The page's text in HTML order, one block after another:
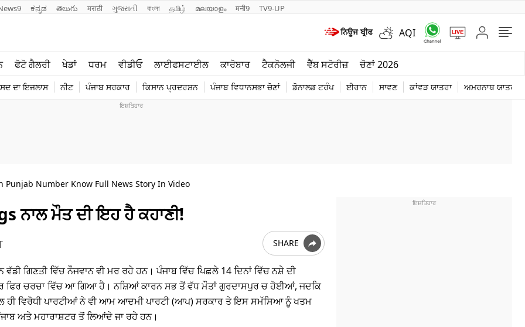
ಕನ್ನಡ తెలుగు मराठी ગુજરાતી বাংলা தமிழ் മലയാളം मनी9 TV9-UP
AQI
ਫੋਟੋ ਗੈਲਰੀ ਖੇਡਾਂ ਧਰਮ ਵੀਡੀਓ ਲਾਈਫਸਟਾਈਲ ਕਾਰੋਬਾਰ ਟੈਕਨੋਲਜੀ ਵੈੱਬ ਸਟੋਰੀਜ਼ ਚੋਣਾਂ 2026
ਦਾ ਇਜਲਾਸ ਨੀਟ ਪੰਜਾਬ ਸਰਕਾਰ ਕਿਸਾਨ ਪ੍ਰਦਰਸ਼ਨ ਪੰਜਾਬ ਵਿਧਾਨਸਭਾ ਚੋਣਾਂ ਡੋਨਾਲਡ ਟਰੰਪ ਈਰਾਨ ਸਾਵਣ ਕਾਂਵੜ ਯਾਤਰਾ ਅਮਰਨਾਥ ਯਾਤਰਾ
ਪੰਜਾਬ
ਟੈਕਨੋਲਜੀ
ਦੁਨੀਆ
Punjab Number Know Full News Story In Video
ਨਾਲ ਮੌਤ ਦੀ ਇਹ ਹੈ ਕਹਾਣੀ!
SHARE
ਗਿਣਤੀ ਵਿੱਚ ਨੌਜਵਾਨ ਵੀ ਮਰ ਰਹੇ ਹਨ। ਪੰਜਾਬ ਵਿੱਚ ਪਿਛਲੇ 14 ਦਿਨਾਂ ਵਿੱਚ ਨਸ਼ੇ ਦੀ
ਫਿਰ ਚਰਚਾ ਵਿੱਚ ਆ ਗਿਆ ਹੈ। ਨਸ਼ਿਆਂ ਕਾਰਨ ਸਭ ਤੋਂ ਵੱਧ ਮੌਤਾਂ ਗੁਰਦਾਸਪੁਰ ਚ ਹੋਈਆਂ, ਜਦਕਿ
ਹੀ ਵਿਰੋਧੀ ਪਾਰਟੀਆਂ ਨੇ ਵੀ ਆਮ ਆਦਮੀ ਪਾਰਟੀ (ਆਪ) ਸਰਕਾਰ ਤੇ ਇਸ ਸਮੱਸਿਆ ਨੂੰ ਖਤਮ
ਅਤੇ ਮਹਾਰਾਸ਼ਟਰ ਤੋਂ ਲਿਆਂਦੇ ਜਾ ਰਹੇ ਹਨ।